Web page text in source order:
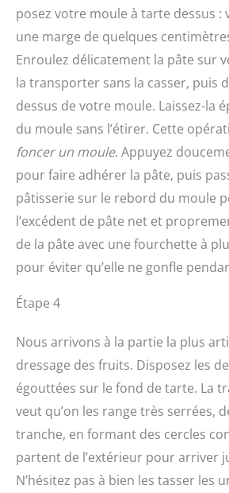
posez votre moule à tarte dessus :
une marge de quelques
Enroulez délicatement la pâte sur
la transporter sans la casser, puis
dessus de votre moule. Laissez-la
du moule sans l’étirer. Cette
foncer un moule. Appuyez
pour faire adhérer la pâte, puis
pâtisserie sur le rebord du moule
l’excédent de pâte net et
de la pâte avec une fourchette à
pour éviter qu’elle ne gonfle
Étape 4
Nous arrivons à la partie la plus
dressage des fruits. Disposez les
égouttées sur le fond de tarte. La
veut qu’on les range très serrées,
tranche, en formant des cercles
partent de l’extérieur pour arriver
N’hésitez pas à bien les tasser les